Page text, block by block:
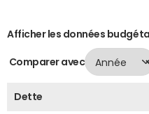
Afficher les données
Comparer avec
Dette